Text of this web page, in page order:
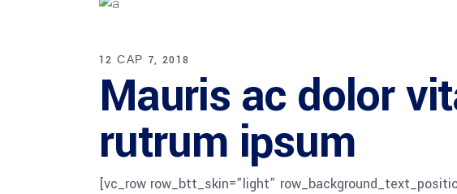
12 САР 7, 2018
Mauris ac dolor
rutrum ipsum
[vc_row row_btt_skin=”light”